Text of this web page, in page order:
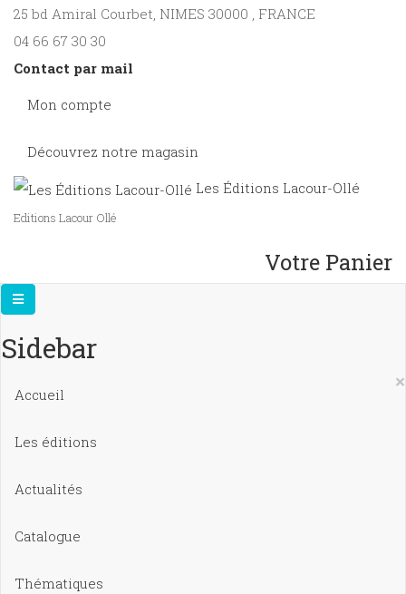
25 bd Amiral Courbet, NIMES 30000 , FRANCE
04 66 67 30 30
Contact par mail
Mon compte
Découvrez notre magasin
Les Éditions Lacour-Ollé
Editions Lacour Ollé
Votre Panier
Sidebar
×
Accueil
Les éditions
Actualités
Catalogue
Thématiques